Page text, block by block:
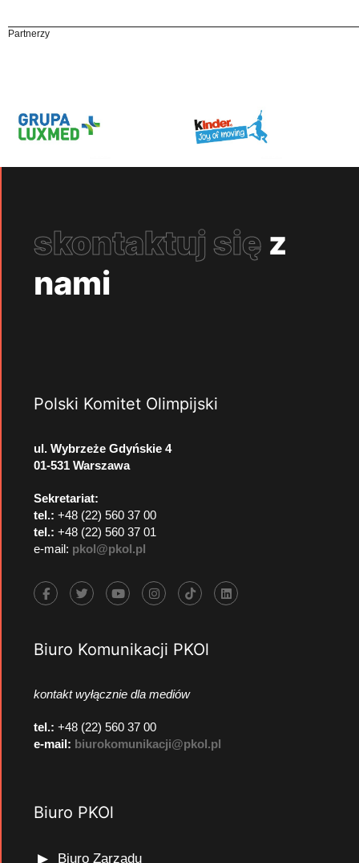
Partnerzy
skontaktuj się z
nami
Polski Komitet Olimpijski
ul. Wybrzeże Gdyńskie 4
01-531 Warszawa
Sekretariat:
tel.: +48 (22) 560 37 00
tel.: +48 (22) 560 37 01
e-mail: pkol@pkol.pl
Biuro Komunikacji PKOl
kontakt wyłącznie dla mediów
tel.: +48 (22) 560 37 00
e-mail: biurokomunikacji@pkol.pl
Biuro PKOl
Biuro Zarządu